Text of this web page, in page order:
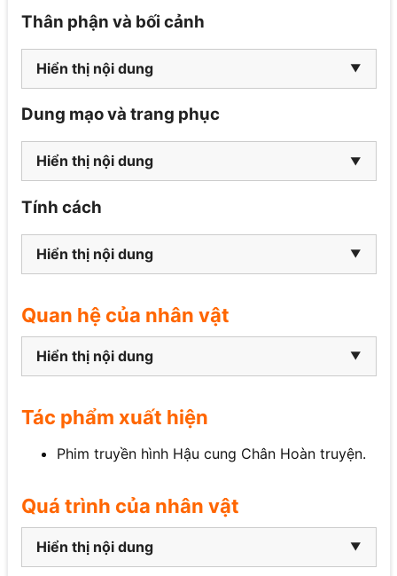
Thân phận và bối cảnh
Hiển thị nội dung
Dung mạo và trang phục
Hiển thị nội dung
Tính cách
Hiển thị nội dung
Quan hệ của nhân vật
Hiển thị nội dung
Tác phẩm xuất hiện
Phim truyền hình Hậu cung Chân Hoàn truyện.
Quá trình của nhân vật
Hiển thị nội dung